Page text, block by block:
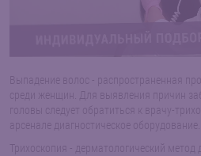
Выпадение волос - распространенная
среди женщин. Для выявления причин
головы следует обратиться к врачу-
арсенале диагностическое оборудование.
Трихоскопия - дерматологический метод